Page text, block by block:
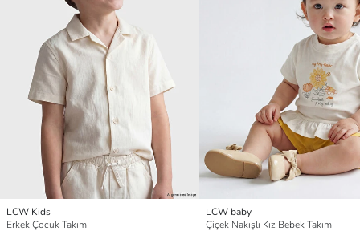
LCW Kids
Erkek Çocuk Takım
LCW baby
Çiçek Nakışlı Kız Bebek Takım